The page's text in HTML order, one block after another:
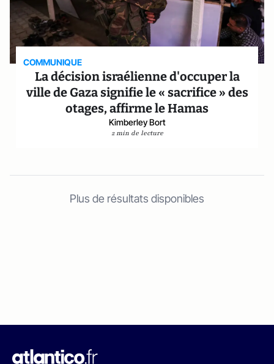
COMMUNIQUE
La décision israélienne d'occuper la
ville de Gaza signifie le « sacrifice » des
otages, affirme le Hamas
Kimberley Bort
2 min de lecture
Plus de résultats disponibles